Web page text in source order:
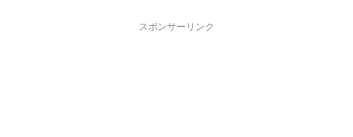
スポンサーリンク